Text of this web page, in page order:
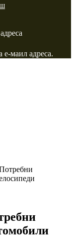
е-маил адреса.